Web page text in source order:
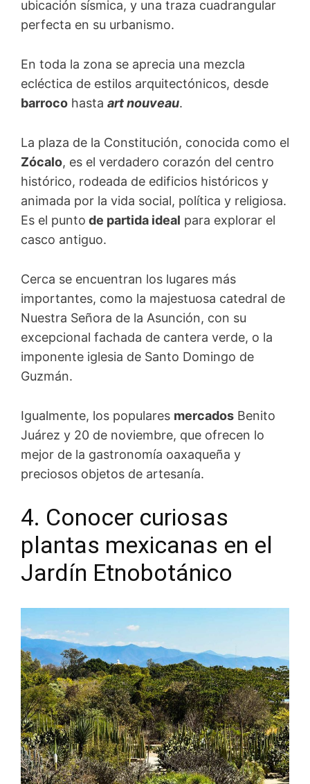
ubicación sísmica, y una traza cuadrangular
perfecta en su urbanismo.
En toda la zona se aprecia una mezcla
ecléctica de estilos arquitectónicos, desde
barroco hasta art nouveau.
La plaza de la Constitución, conocida como el
Zócalo, es el verdadero corazón del centro
histórico, rodeada de edificios históricos y
animada por la vida social, política y religiosa.
Es el punto de partida ideal para explorar el
casco antiguo.
Cerca se encuentran los lugares más
importantes, como la majestuosa catedral de
Nuestra Señora de la Asunción, con su
excepcional fachada de cantera verde, o la
imponente iglesia de Santo Domingo de
Guzmán.
Igualmente, los populares mercados Benito
Juárez y 20 de noviembre, que ofrecen lo
mejor de la gastronomía oaxaqueña y
preciosos objetos de artesanía.
4. Conocer curiosas
plantas mexicanas en el
Jardín Etnobotánico